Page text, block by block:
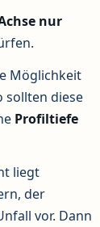
nur
Möglichkeit
sollten diese
Profiltiefe
liegt
der
vor. Dann